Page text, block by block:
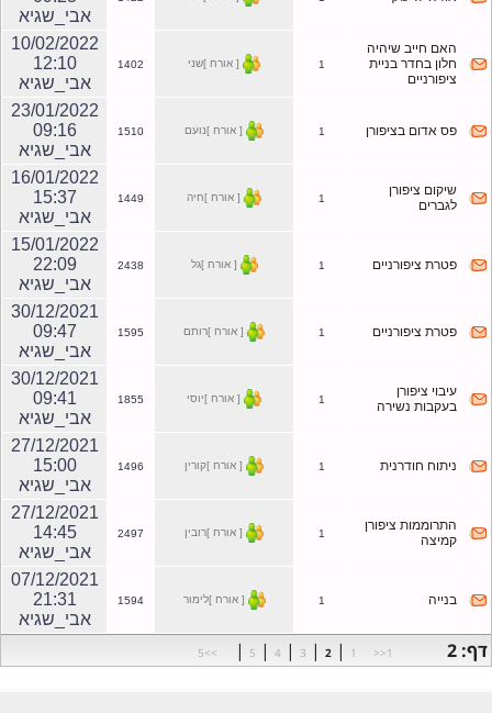
אבי_שגיא
האם חייב שיהיה
חלון בחדר בניית
ציפורניים
1 [ אורח ]שני 1402
10/02/2022
12:10
אבי_שגיא
פס אדום בציפורן 1 [ אורח ]נועם 1510
23/01/2022
09:16
אבי_שגיא
שיקום ציפורן
לגברים
1 [ אורח ]חיה 1449
16/01/2022
15:37
אבי_שגיא
פטרת ציפורניים 1 [ אורח ]גל 2438
15/01/2022
22:09
אבי_שגיא
פטרת ציפורניים 1 [ אורח ]רותם 1595
30/12/2021
09:47
אבי_שגיא
עיבוי ציפורן
בעקבות נשירה
1 [ אורח ]יוסי 1855
30/12/2021
09:41
אבי_שגיא
ניתוח חודרנית 1 [ אורח ]קורין 1496
27/12/2021
15:00
אבי_שגיא
התרוממות ציפורן
קמיצה
1 [ אורח ]רובין 2497
27/12/2021
14:45
אבי_שגיא
בנייה 1 [ אורח ]לימור 1594
07/12/2021
21:31
אבי_שגיא
דף: 2 |
2
|
3
|
4
|
5
|
>>5